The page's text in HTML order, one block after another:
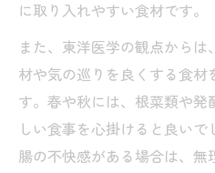
に取り入れやすい食材です。
また、東洋医学の観点から
材や気の巡りを良くする食材
す。春や秋には、根菜類や
しい食事を心掛けると良い
腸の不快感がある場合は、無